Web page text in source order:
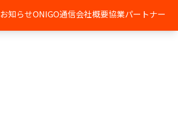
お知らせONIGO通信会社概要協業パートナー